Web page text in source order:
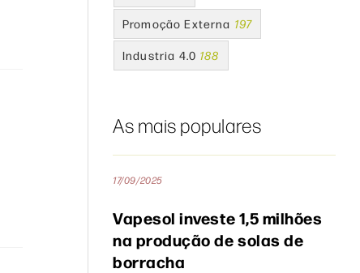
Promoção Externa 197
Industria 4.0 188
As mais populares
17/09/2025
Vapesol investe 1,5 milhões
na produção de solas de
borracha